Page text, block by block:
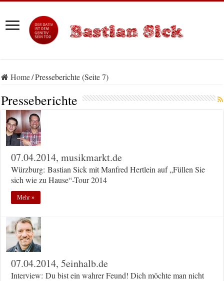
Home/Presseberichte (Seite 7)
Presseberichte
07.04.2014, musikmarkt.de
Würzburg: Bastian Sick mit Manfred Hertlein auf „Füllen Sie
sich wie zu Hause“-Tour 2014
Mehr »
07.04.2014, 5einhalb.de
Interview: Du bist ein wahrer Feund! Dich möchte man nicht